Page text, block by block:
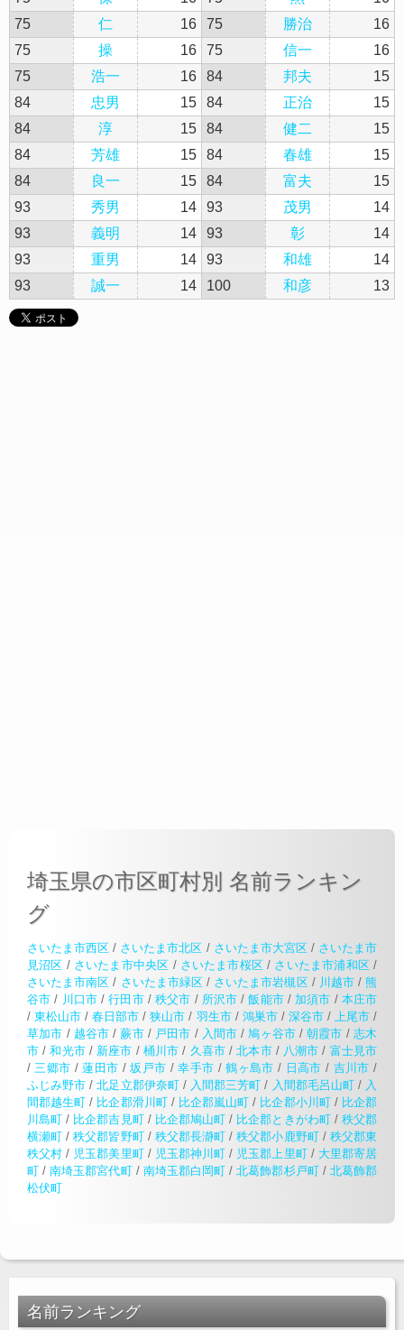
75
仁 16 75 勝治
16
75
操 16 75 信一
16
75
浩一 16 84 邦夫
15
84
忠男 15 84 正治
15
84
淳 15 84 健二
15
84
芳雄 15 84 春雄
15
84
良一 15 84 富夫
15
93
秀男 14 93 茂男
14
93
義明 14 93 彰
14
93
重男 14 93 和雄
14
93
誠一 14 100 和彦 13
埼玉県の市区町村別 名前ランキン
グ
さいたま市西区 / さいたま市北区 / さいたま市大宮区/ さいたま市
見沼区 / さいたま市中央区 / さいたま市桜区 / さいたま市浦和区/
さいたま市南区 / さいたま市緑区 / さいたま市岩槻区/ 川越市/熊
谷市 / 川口市/行田市/ 秩父市 / 所沢市 /飯能市/ 加須市 / 本庄市
/東松山市 /春日部市 /狭山市 / 羽生市/ 鴻巣市/ 深谷市/ 上尾市 /
草加市 / 越谷市 /蕨市/ 戸田市 / 入間市 /鳩ヶ谷市/朝霞市 / 志木
市 /和光市/ 新座市 / 桶川市 / 久喜市/北本市/ 八潮市 / 富士見市
/ 三郷市 /蓮田市 /坂戸市 /幸手市 /鶴ヶ島市 / 日高市 / 吉川市 /
ふじみ野市 /北足立郡伊奈町/ 入間郡三芳町 / 入間郡毛呂山町/ 入
間郡越生町 / 比企郡滑川町/ 比企郡嵐山町 / 比企郡小川町/ 比企郡
川島町 / 比企郡吉見町/ 比企郡鳩山町 / 比企郡ときがわ町/ 秩父郡
横瀬町 /秩父郡皆野町/ 秩父郡長瀞町 /秩父郡小鹿野町/ 秩父郡東
秩父村 / 児玉郡美里町/ 児玉郡神川町 / 児玉郡上里町/ 大里郡寄居
町 /南埼玉郡宮代町/ 南埼玉郡白岡町 /北葛飾郡杉戸町/ 北葛飾郡
松伏町
名前ランキング